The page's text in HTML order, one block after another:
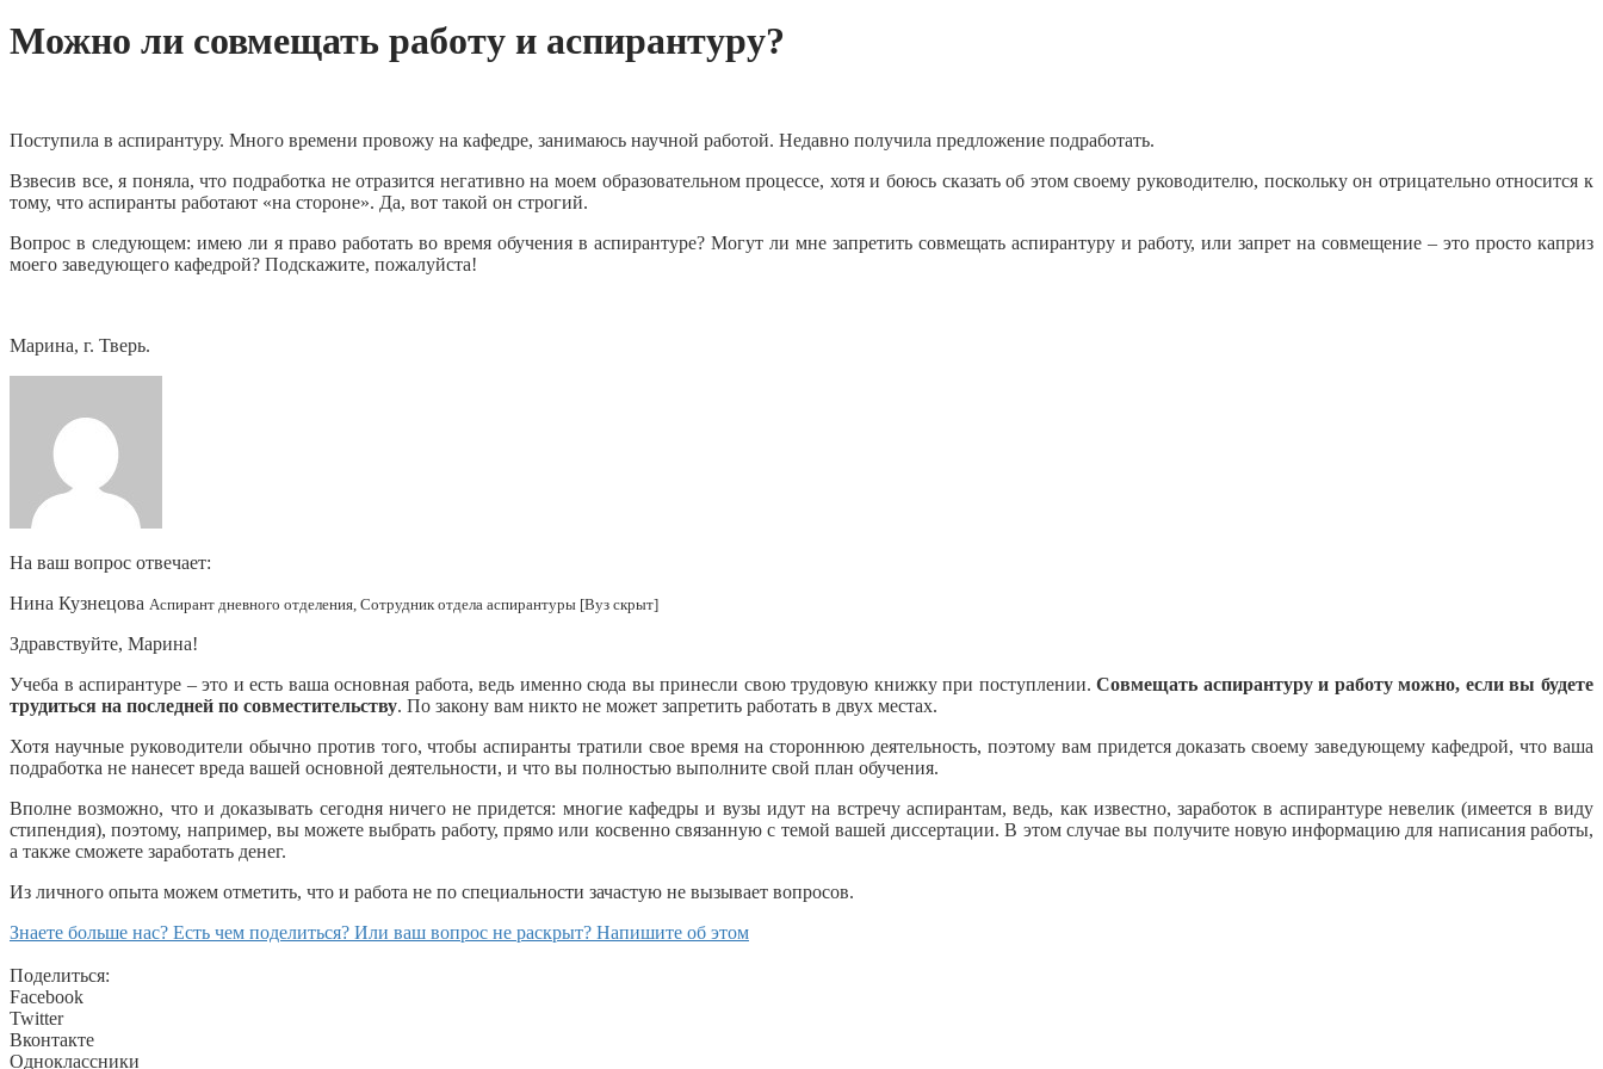
Можно ли совмещать работу и аспирантуру?
Поступила в аспирантуру. Много времени провожу на кафедре, занимаюсь научной работой. Недавно получила предложение подработать.
Взвесив все, я поняла, что подработка не отразится негативно на моем образовательном процессе, хотя и боюсь сказать об этом своему руководителю, поскольку он отрицательно относится к
тому, что аспиранты работают «на стороне». Да, вот такой он строгий.
Вопрос в следующем: имею ли я право работать во время обучения в аспирантуре? Могут ли мне запретить совмещать аспирантуру и работу, или запрет на совмещение – это просто каприз
моего заведующего кафедрой? Подскажите, пожалуйста!
Марина, г. Тверь.
На ваш вопрос отвечает:
Нина Кузнецова Аспирант дневного отделения, Сотрудник отдела аспирантуры [Вуз скрыт]
Здравствуйте, Марина!
Учеба в аспирантуре – это и есть ваша основная работа, ведь именно сюда вы принесли свою трудовую книжку при поступлении.Совмещать аспирантуру и работу можно, если вы будете
трудиться на последней по совместительству. По закону вам никто не может запретить работать в двух местах.
Хотя научные руководители обычно против того, чтобы аспиранты тратили свое время на стороннюю деятельность, поэтому вам придется доказать своему заведующему кафедрой, что ваша
подработка не нанесет вреда вашей основной деятельности, и что вы полностью выполните свой план обучения.
Вполне возможно, что и доказывать сегодня ничего не придется: многие кафедры и вузы идут на встречу аспирантам, ведь, как известно, заработок в аспирантуре невелик (имеется в виду
стипендия), поэтому, например, вы можете выбрать работу, прямо или косвенно связанную с темой вашей диссертации. В этом случае вы получите новую информацию для написания работы,
а также сможете заработать денег.
Из личного опыта можем отметить, что и работа не по специальности зачастую не вызывает вопросов.
Знаете больше нас? Есть чем поделиться? Или ваш вопрос не раскрыт? Напишите об этом
Поделиться:
Facebook
Twitter
Вконтакте
Одноклассники